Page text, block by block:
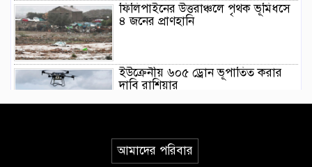
ফিলিপাইনের উত্তরাঞ্চলে পৃথক ভূমিধসে
৪ জনের প্রাণহানি
ইউক্রেনীয় ৬০৫ ড্রোন ভূপাতিত করার
দাবি রাশিয়ার
মিয়ানমারের সাবেক জান্তা প্রধানের প্রথম
থাইল্যান্ড সফর
আমাদের পরিবার